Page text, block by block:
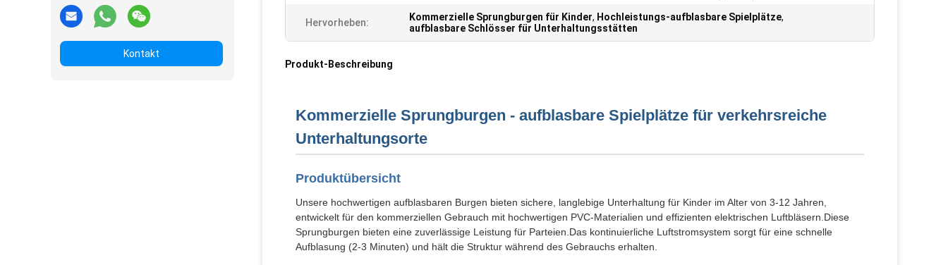
Kontakt
Hervorheben: Kommerzielle Sprungburgen für Kinder, Hochleistungs-aufblasbare Spielplätze,
aufblasbare Schlösser für Unterhaltungsstätten
Produkt-Beschreibung
Kommerzielle Sprungburgen - aufblasbare Spielplätze für verkehrsreiche
Unterhaltungsorte
Produktübersicht
Unsere hochwertigen aufblasbaren Burgen bieten sichere, langlebige Unterhaltung für Kinder im Alter von 3-12 Jahren,
entwickelt für den kommerziellen Gebrauch mit hochwertigen PVC-Materialien und effizienten elektrischen Luftbläsern.Diese
Sprungburgen bieten eine zuverlässige Leistung für Parteien.Das kontinuierliche Luftstromsystem sorgt für eine schnelle
Aufblasung (2-3 Minuten) und hält die Struktur während des Gebrauchs erhalten.